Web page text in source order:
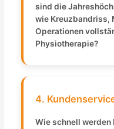
sind die
wie Kreuzbandriss,
Operationen
Physiotherapie?
4.
Wie schnell werden